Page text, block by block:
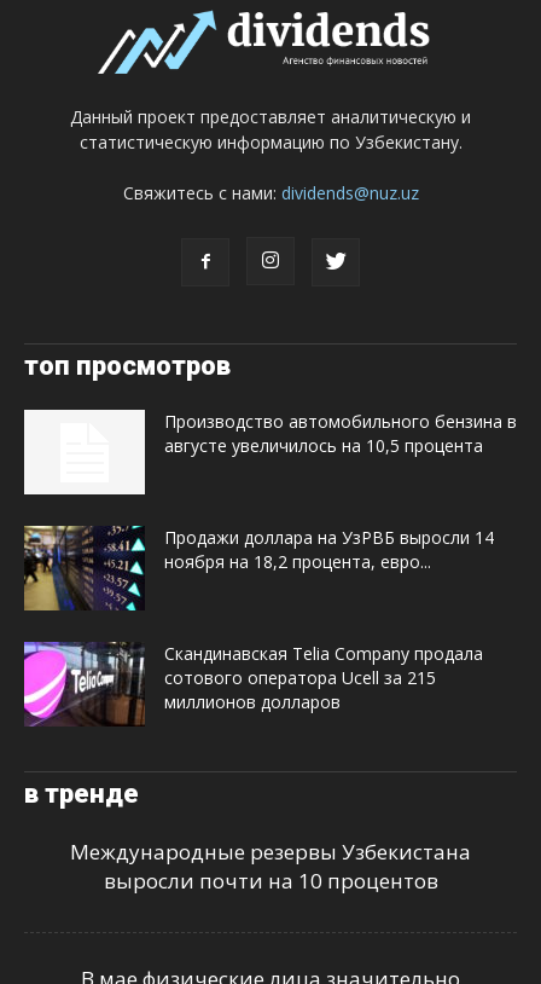
Данный проект предоставляет аналитическую и
статистическую информацию по Узбекистану.
Свяжитесь с нами: dividends@nuz.uz
топ просмотров
Производство автомобильного бензина в
августе увеличилось на 10,5 процента
Продажи доллара на УзРВБ выросли 14
ноября на 18,2 процента, евро...
Скандинавская Telia Company продала
сотового оператора Ucell за 215
миллионов долларов
в тренде
Международные резервы Узбекистана
выросли почти на 10 процентов